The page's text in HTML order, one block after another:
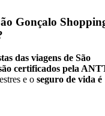
Gonçalo
das viagens de São
certificados pela
e o seguro de vida é